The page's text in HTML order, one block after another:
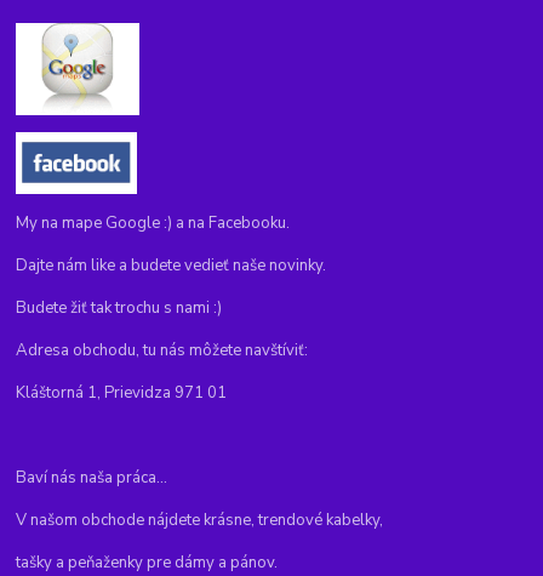
My na mape Google :) a na Facebooku.
Dajte nám like a budete vedieť naše novinky.
Budete žiť tak trochu s nami :)
Adresa obchodu, tu nás môžete navštíviť:
Kláštorná 1, Prievidza 971 01
Baví nás naša práca...
V našom obchode nájdete krásne, trendové kabelky,
tašky a peňaženky pre dámy a pánov.